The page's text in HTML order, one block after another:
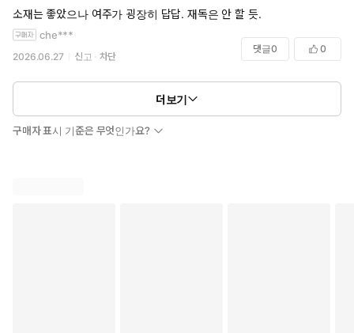
소재는 좋았으나 여주가 굉장히 답답. 재독은 안 할 듯.
che***
2026.06.27 신고 차단
댓글0 0
더보기
구매자 표시 기준은 무엇인가요?